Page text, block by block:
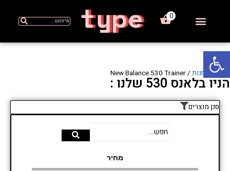
פתח סרגל נגישות
0
Home
/ חנות / New Balance 530 Trainer
הניו בלאנס 530 שלנו :
סנן מוצרים
מחיר